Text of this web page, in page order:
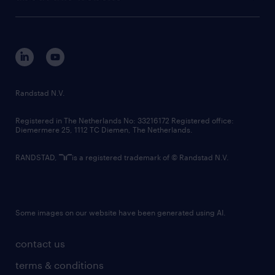
corporate governance
randstad innovation fund
country websites
contact us
terms & conditions
Randstad N.V.
Registered in The Netherlands No: 33216172 Registered office:
Diemermere 25, 1112 TC Diemen, The Netherlands.
RANDSTAD, is a registered trademark of © Randstad N.V.
Some images on our website have been generated using AI.